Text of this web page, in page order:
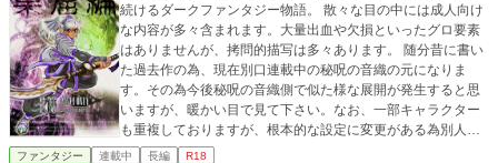
続けるダークファンタジー物語。 散々な目の中には成人向け
な内容が多々含まれます。大量出血や欠損といったグロ要素
はありませんが、拷問的描写は多々あります。 随分昔に書い
た過去作の為、現在別口連載中の秘呪の音織の元になりま
す。その為今後秘呪の音織側で似た様な展開が発生すると思
いますが、暖かい目で見て下さい。なお、一部キャラクター
も重複しておりますが、根本的な設定に変更がある為別人で
す。割り切ってお読み頂けましたら幸いです。
ファンタジー 連載中 長編 R18